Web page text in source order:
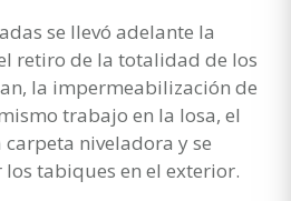
se llevó adelante la
retiro de la totalidad de los
la impermeabilización de
trabajo en la losa, el
niveladora y se
tabiques en el exterior.